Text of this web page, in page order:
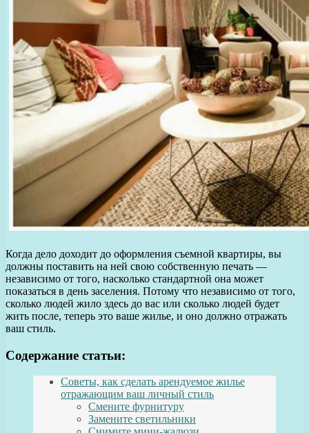
Когда дело доходит до оформления съемной квартиры, вы
должны поставить на ней свою собственную печать —
независимо от того, насколько стандартной она может
показаться в день заселения. Потому что независимо от того,
сколько людей жило здесь до вас или сколько людей будет
жить после, теперь это ваше жилье, и оно должно отражать
ваш стиль.
Содержание статьи:
Советы, как сделать арендуемое жилье
отражающим ваш личный стиль
Смените фурнитуру
Замените светильники